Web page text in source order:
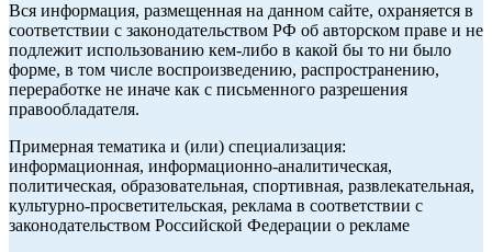
Вся информация, размещенная на данном сайте, охраняется в
соответствии с законодательством РФ об авторском праве и не
подлежит использованию кем-либо в какой бы то ни было
форме, в том числе воспроизведению, распространению,
переработке не иначе как с письменного разрешения
правообладателя.
Примерная тематика и (или) специализация:
информационная, информационно-аналитическая,
политическая, образовательная, спортивная, развлекательная,
культурно-просветительская, реклама в соответствии с
законодательством Российской Федерации о рекламе